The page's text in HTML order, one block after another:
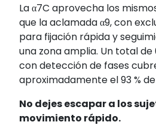
La α7C aprovecha los
que la aclamada α9, con
para fijación rápida y
una zona amplia. Un total de
con detección de fases
aproximadamente el 93 %
No dejes escapar a los
movimiento rápido.